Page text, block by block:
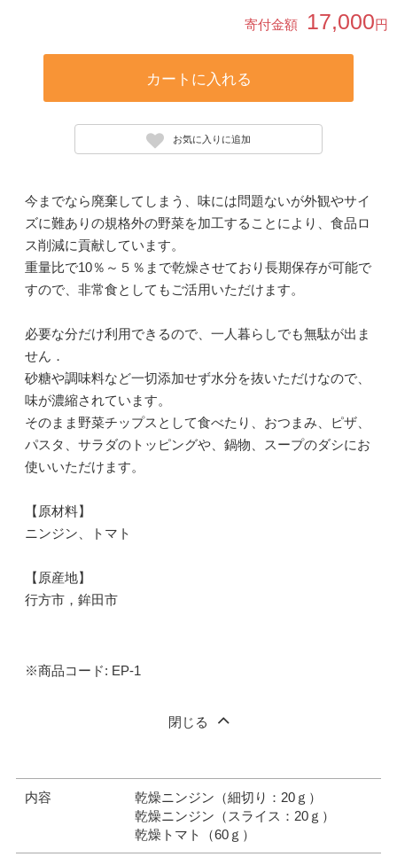
寄付金額 17,000円
カートに入れる
お気に入りに追加
今までなら廃棄してしまう、味には問題ないが外観やサイ
ズに難ありの規格外の野菜を加工することにより、食品ロ
ス削減に貢献しています。
重量比で10％～５％まで乾燥させており長期保存が可能で
すので、非常食としてもご活用いただけます。
必要な分だけ利用できるので、一人暮らしでも無駄が出ま
せん．
砂糖や調味料など一切添加せず水分を抜いただけなので、
味が濃縮されています。
そのまま野菜チップスとして食べたり、おつまみ、ピザ、
パスタ、サラダのトッピングや、鍋物、スープのダシにお
使いいただけます。
【原材料】
ニンジン、トマト
【原産地】
行方市，鉾田市
※商品コード: EP-1
閉じる
内容
乾燥ニンジン（細切り：20ｇ）
乾燥ニンジン（スライス：20ｇ）
乾燥トマト（60ｇ）